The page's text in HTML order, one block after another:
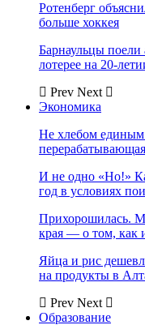
Ротенберг
больше хоккея
Барнаульцы поели
лотерее на 20-
Prev Next
Экономика
Не хлебом
И не одно «Но!»
год в условиях
Прихорошилась.
края — о том, как
Яйца и рис
на продукты в
Prev Next
Образование